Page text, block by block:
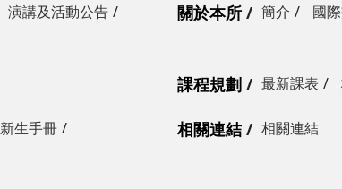
演講及活動公告
關於本所 簡介 國
課程規劃 最新課表
新生手冊
相關連結 相關連結